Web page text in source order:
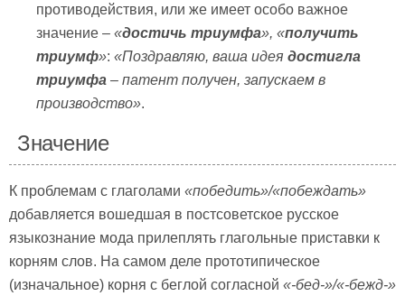
противодействия, или же имеет особо важное
значение –«достичь триумфа», «получить
триумф»:«Поздравляю, ваша идеядостигла
триумфа – патент получен, запускаем в
производство».
Значение
К проблемам с глаголами «победить»/«побеждать»
добавляется вошедшая в постсоветское русское
языкознание мода прилеплять глагольные приставки к
корням слов. На самом деле прототипическое
(изначальное) корня с беглой согласной «-бед-»/«-бежд-»